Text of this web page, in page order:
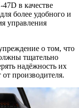
в качестве
более удобного и
управления
о том, что
тщательно
надёжность их
производителя.